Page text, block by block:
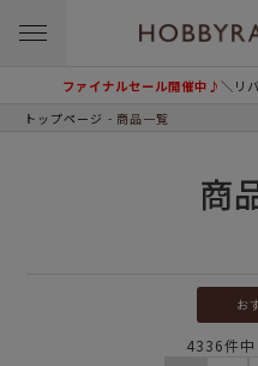
ファイナルセール開催中♪＼リ
トップページ 商品一覧
商
お
4336件中